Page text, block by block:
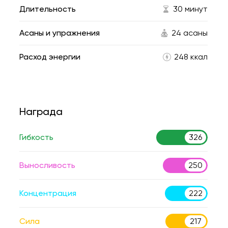
Длительность 30 минут
Асаны и упражнения 24 асаны
Расход энергии 248 ккал
Награда
Гибкость 326
Выносливость 250
Концентрация 222
Сила 217